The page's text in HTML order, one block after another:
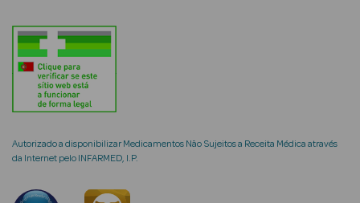
Limpeza Facial
Desmaquilhantes
Água Micelar
Solares
Faciais
Autorizado a disponibilizar Medicamentos Não Sujeitos a Receita Médica através
da Internet pelo INFARMED, I.P.